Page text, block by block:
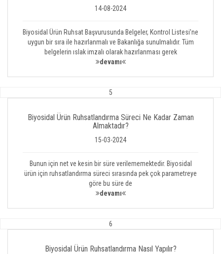
14-08-2024
Biyosidal Ürün Ruhsat Başvurusunda Belgeler, Kontrol Listesi’ne
uygun bir sıra ile hazırlanmalı ve Bakanlığa sunulmalıdır. Tüm
belgelerin ıslak imzalı olarak hazırlanması gerek
devamı
5
Biyosidal Ürün Ruhsatlandırma Süreci Ne Kadar Zaman
Almaktadır?
15-03-2024
Bunun için net ve kesin bir süre verilememektedir. Biyosidal
ürün için ruhsatlandırma süreci sırasında pek çok parametreye
göre bu süre de
devamı
6
Biyosidal Ürün Ruhsatlandırma Nasıl Yapılır?